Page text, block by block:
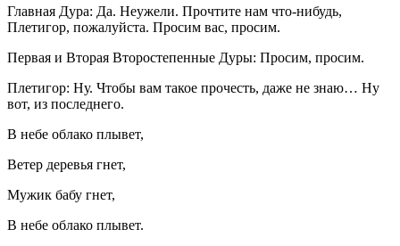
Главная Дура: Да. Неужели. Прочтите нам что-нибудь,
Плетигор, пожалуйста. Просим вас, просим.
Первая и Вторая Второстепенные Дуры: Просим, просим.
Плетигор: Ну. Чтобы вам такое прочесть, даже не знаю… Ну
вот, из последнего.
В небе облако плывет,
Ветер деревья гнет,
Мужик бабу гнет,
В небе облако плывет.